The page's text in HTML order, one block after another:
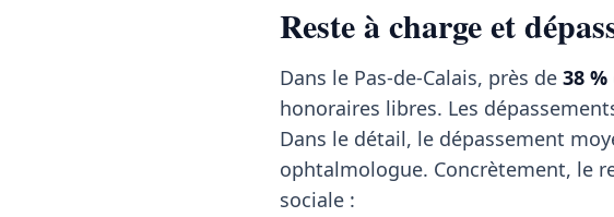
Reste à charge et
Dans le Pas-de-Calais, près de 38 %
honoraires libres. Les
Dans le détail, le dépassement
ophtalmologue. Concrètement, le
sociale :